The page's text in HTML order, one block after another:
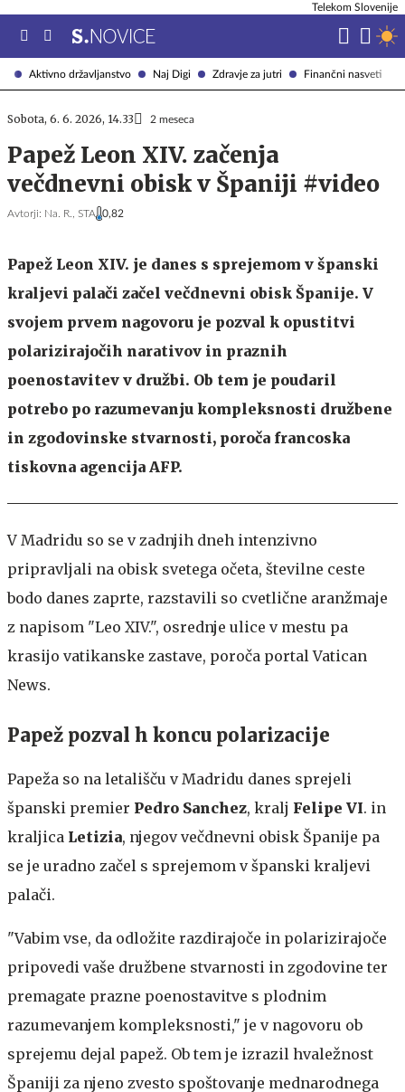
Aktivno državljanstvo Naj Digi Zdravje za jutri Finančni nasveti
Telekom Slovenije
Sobota, 6. 6. 2026, 14.33 2 meseca
Papež Leon XIV. začenja
večdnevni obisk v Španiji #video
Avtorji: Na. R., STA 0,82
Papež Leon XIV. je danes s sprejemom v španski
kraljevi palači začel večdnevni obisk Španije. V
svojem prvem nagovoru je pozval k opustitvi
polarizirajočih narativov in praznih
poenostavitev v družbi. Ob tem je poudaril
potrebo po razumevanju kompleksnosti družbene
in zgodovinske stvarnosti, poroča francoska
tiskovna agencija AFP.
V Madridu so se v zadnjih dneh intenzivno
pripravljali na obisk svetega očeta, številne ceste
bodo danes zaprte, razstavili so cvetlične aranžmaje
z napisom "Leo XIV.", osrednje ulice v mestu pa
krasijo vatikanske zastave, poroča portal Vatican
News.
Papež pozval h koncu polarizacije
Papeža so na letališču v Madridu danes sprejeli
španski premier Pedro Sanchez, kralj Felipe VI. in
kraljica Letizia, njegov večdnevni obisk Španije pa
se je uradno začel s sprejemom v španski kraljevi
palači.
"Vabim vse, da odložite razdirajoče in polarizirajoče
pripovedi vaše družbene stvarnosti in zgodovine ter
premagate prazne poenostavitve s plodnim
razumevanjem kompleksnosti," je v nagovoru ob
sprejemu dejal papež. Ob tem je izrazil hvaležnost
Španiji za njeno zvesto spoštovanje mednarodnega